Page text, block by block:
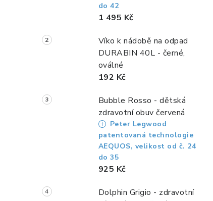
do 42
1 495 Kč
Víko k nádobě na odpad
DURABIN 40L - černé,
oválné
192 Kč
Bubble Rosso - dětská
zdravotní obuv červená
Peter Legwood
patentovaná technologie
AEQUOS, velikost od č. 24
do 35
925 Kč
Dolphin Grigio - zdravotní